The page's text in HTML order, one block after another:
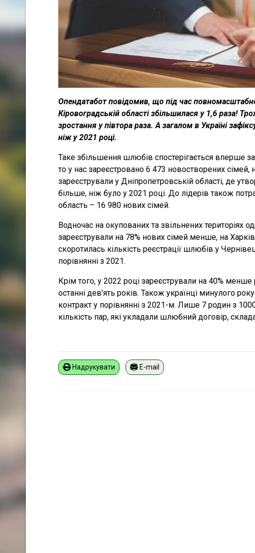
Опендатабот повідомив, що під час
Кіровоградській області збільшилася у 1,6 раза!
зростання у півтора раза. А загалом в Україні
ніж у 2021 році.
Таке збільшення шлюбів спостерігається вперше
то у нас зареєстровано 6 473 новостворених
зареєстрували у Дніпропетровській області, де
більше, ніж було у 2021 році. До лідерів також
область – 16 980 нових сімей.
Водночас на окупованих та звільнених
зареєстрували на 78% нових сімей менше, на
скоротилась кількість реєстрації шлюбів у
порівнянні з 2021.
Крім того, у 2022 році зареєстрували на 40%
останні дев’ять років. Також українці минулого
контракт у порівнянні з 2021-м. Лише 7 родин з
кількість пар, які укладали шлюбний договір,
Надрукувати E-mail